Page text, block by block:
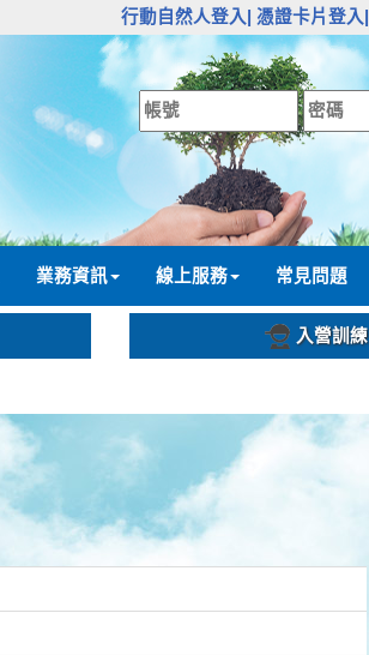
行動自然人登入| 憑證卡片登入|
業務資訊 線上服務 常見問題
入營訓練